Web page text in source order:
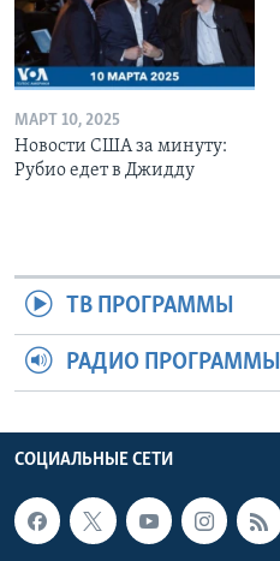
МАРТ 10, 2025
Новости США за минуту:
Рубио едет в Джидду
ТВ ПРОГРАММЫ
РАДИО ПРОГРАММЫ
СОЦИАЛЬНЫЕ СЕТИ